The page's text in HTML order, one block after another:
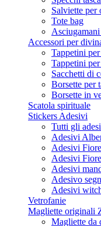
Salviette per
Tote bag
Accessori per
Tappetini
Tappetini
Sacchetti di
Borsette per
Borsette in
Scatola spirituale
Stickers Adesivi
Tutti gli
Adesivi
Adesivi
Adesivi
Adesivi
Adesivo
Adesivi
Vetrofanie
Magliette originali
Magliette da